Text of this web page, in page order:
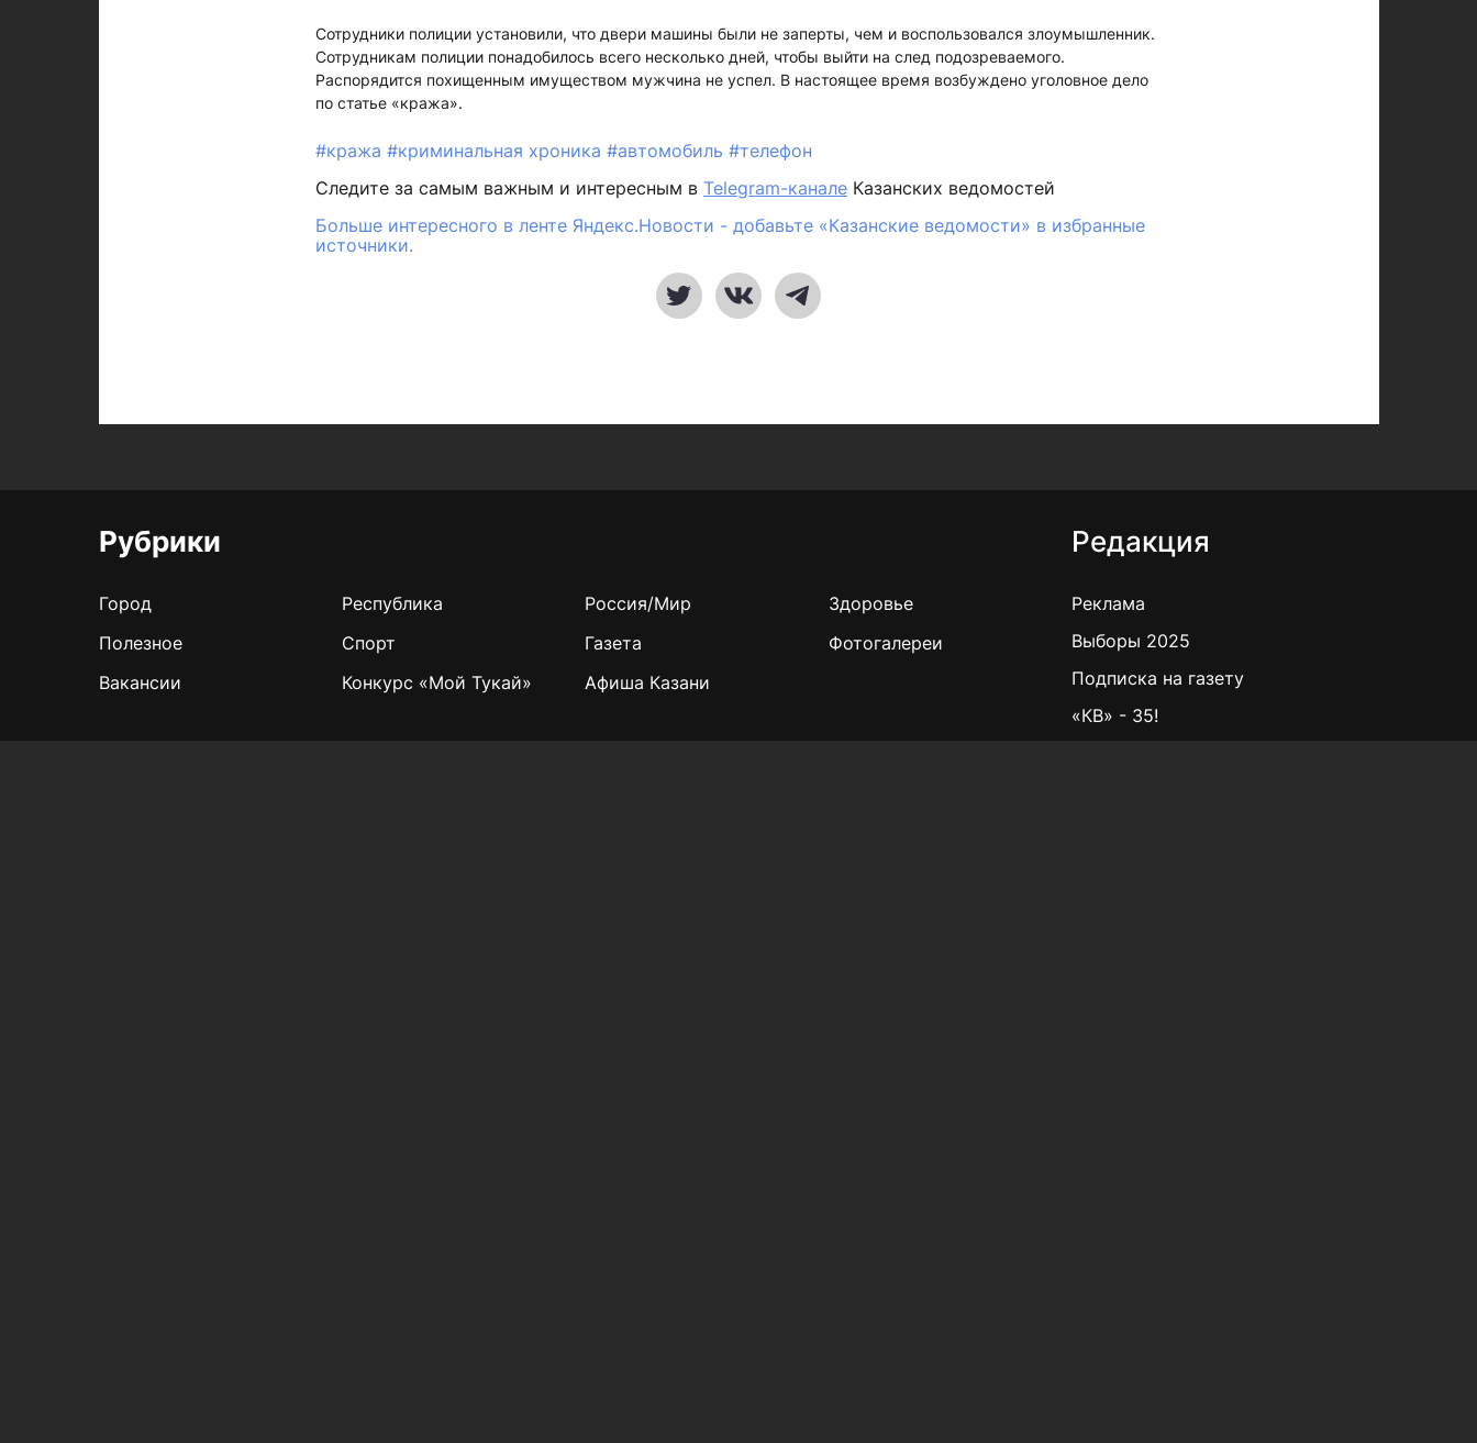
Сотрудники полиции установили, что двери машины были не заперты, чем и воспользовался злоумышленник.
Сотрудникам полиции понадобилось всего несколько дней, чтобы выйти на след подозреваемого.
Распорядится похищенным имуществом мужчина не успел. В настоящее время возбуждено уголовное дело
по статье «кража».
#кража #криминальная хроника #автомобиль #телефон
Следите за самым важным и интересным в Telegram-канале Казанских ведомостей
Больше интересного в ленте Яндекс.Новости - добавьте «Казанские ведомости» в избранные
источники.
Рубрики
Город Республика Россия/Мир
Здоровье
Полезное
Спорт Газета
Фотогалереи
Вакансии
Конкурс «Мой Тукай» Афиша Казани
Редакция
Реклама
Выборы 2025
Подписка на газету
«КВ» - 35!